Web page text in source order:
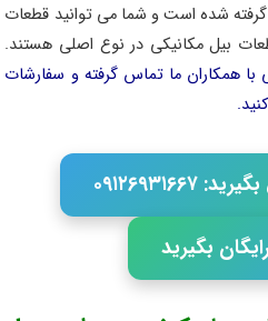
شده است و شما می توانید قطعات
بیل مکانیکی در نوع اصلی هستند.
با همکاران ما تماس گرفته و سفارشات
بگیرید